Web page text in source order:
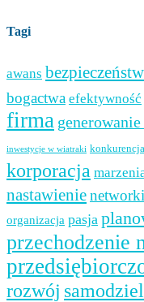
Tagi
awans
bogactwa efektywność
firma
inwestycje w wiatraki konkurencja
korporacja
nastawienie
organizacja pasja
przechodzenie
rozwój